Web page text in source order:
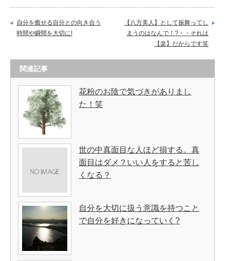
自分を癒せる自分との向き合う
時間や瞬間を大切に!
【八方美人】として振舞ってし
まうのはなんで！?・・それは
【楽】だからです笑
関連記事
花粉のお陰で気づきがありまし
た！笑
世の中真面目な人ほど損する。真
面目はダメ？いい人をすると苦し
くなる？
自分を大切に扱う意識を持つこと
で自分を好きになっていく?